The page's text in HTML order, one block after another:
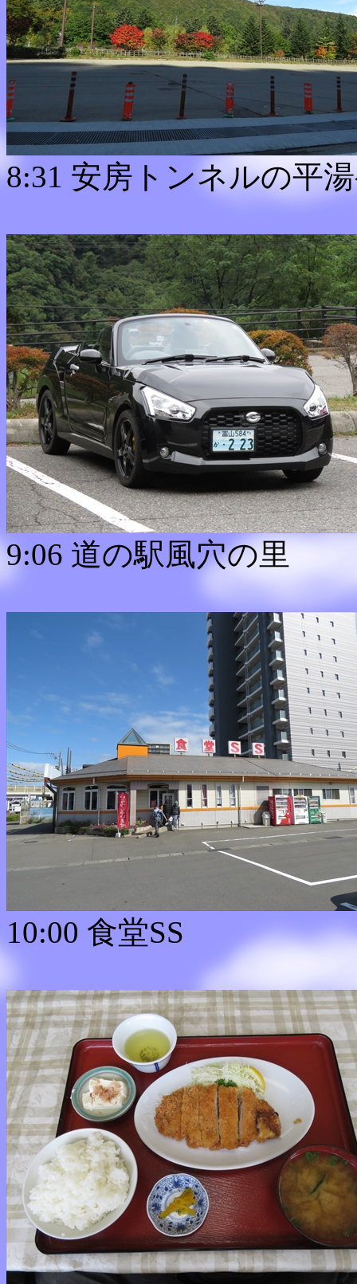
8:31 安房トンネルの平
9:06 道の駅風穴の里
10:00 食堂SS